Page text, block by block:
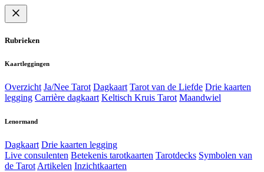
Rubrieken
Kaartleggingen
Overzicht Ja/Nee Tarot Dagkaart Tarot van de Liefde Drie kaarten
legging Carrière dagkaart Keltisch Kruis Tarot Maandwiel
Lenormand
Dagkaart Drie kaarten legging
Live consulenten Betekenis tarotkaarten Tarotdecks Symbolen van
de Tarot Artikelen Inzichtkaarten